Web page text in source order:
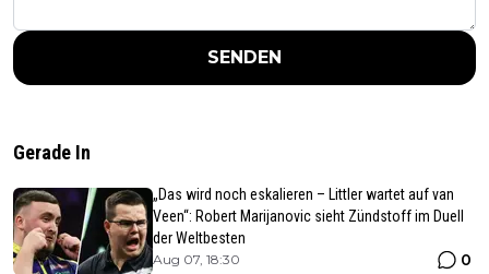
SENDEN
Gerade In
„Das wird noch eskalieren – Littler wartet auf van
Veen“: Robert Marijanovic sieht Zündstoff im Duell
der Weltbesten
Aug 07, 18:30 0